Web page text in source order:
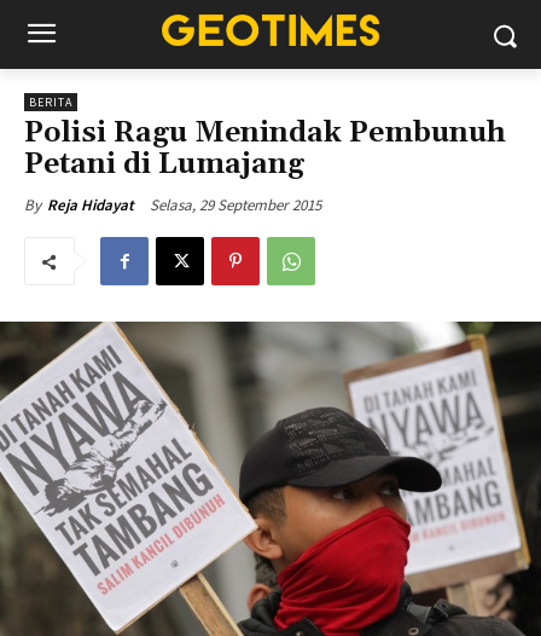
BERITA
Polisi Ragu Menindak Pembunuh
Petani di Lumajang
By Reja Hidayat Selasa, 29 September 2015